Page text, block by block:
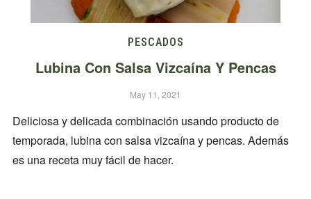
PESCADOS
Lubina Con Salsa Vizcaína Y Pencas
May 11, 2021
Deliciosa y delicada combinación usando producto de
temporada, lubina con salsa vizcaína y pencas. Además
es una receta muy fácil de hacer.